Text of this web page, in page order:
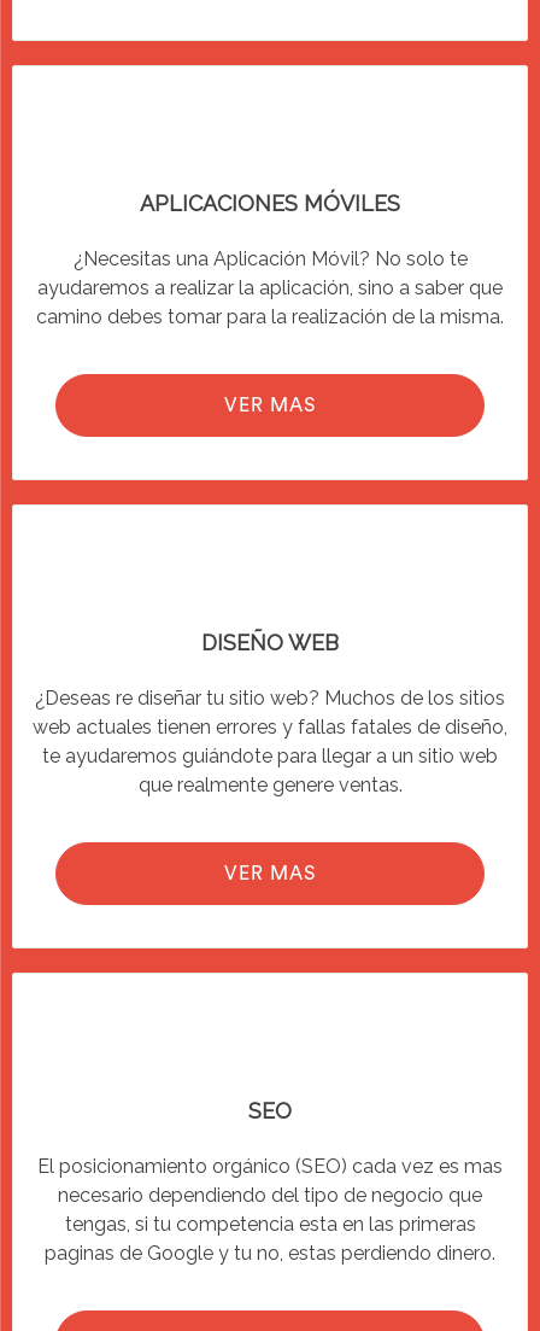
APLICACIONES MÓVILES
¿Necesitas una Aplicación Móvil? No solo te
ayudaremos a realizar la aplicación, sino a saber que
camino debes tomar para la realización de la misma.
VER MAS
DISEÑO WEB
¿Deseas re diseñar tu sitio web? Muchos de los sitios
web actuales tienen errores y fallas fatales de diseño,
te ayudaremos guiándote para llegar a un sitio web
que realmente genere ventas.
VER MAS
SEO
El posicionamiento orgánico (SEO) cada vez es mas
necesario dependiendo del tipo de negocio que
tengas, si tu competencia esta en las primeras
paginas de Google y tu no, estas perdiendo dinero.